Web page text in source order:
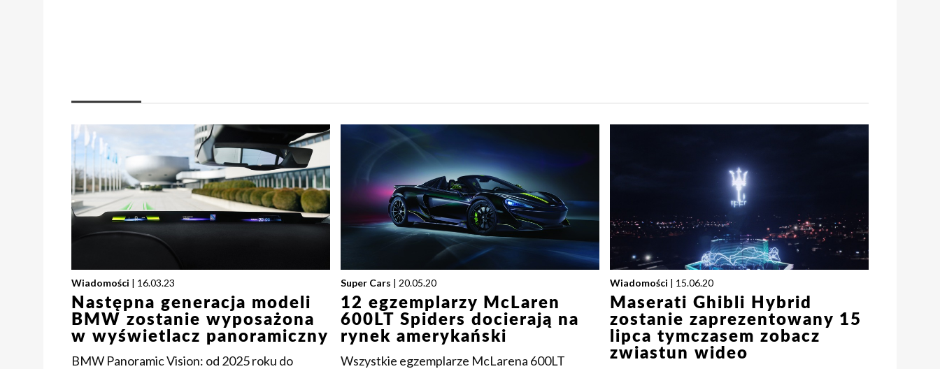
Wiadomości | 16.03.23
Następna generacja modeli
BMW zostanie wyposażona
w wyświetlacz panoramiczny
BMW Panoramic Vision: od 2025 roku do
Super Cars | 20.05.20
12 egzemplarzy McLaren
600LT Spiders docierają na
rynek amerykański
Wszystkie egzemplarze McLarena 600LT
Wiadomości | 15.06.20
Maserati Ghibli Hybrid
zostanie zaprezentowany 15
lipca tymczasem zobacz
zwiastun wideo